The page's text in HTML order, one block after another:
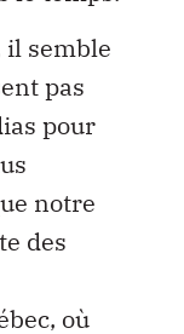
il semble
pas
pour
notre
des
où